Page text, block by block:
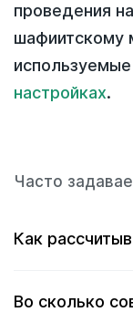
проведения
шафиитскому
настройках.
Часто
Как
Во сколько